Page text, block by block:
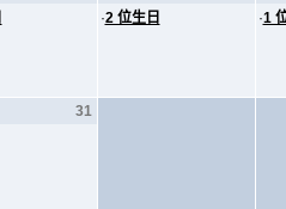
·2 位生日 ·1
31